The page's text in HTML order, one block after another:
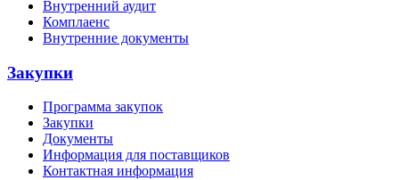
Внутренний аудит
Комплаенс
Внутренние документы
Закупки
Программа закупок
Закупки
Документы
Информация для поставщиков
Контактная информация